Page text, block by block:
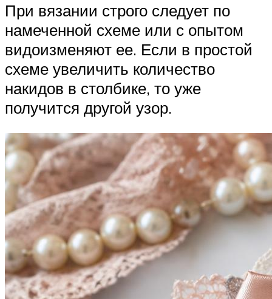
При вязании строго следует по
намеченной схеме или с опытом
видоизменяют ее. Если в простой
схеме увеличить количество
накидов в столбике, то уже
получится другой узор.